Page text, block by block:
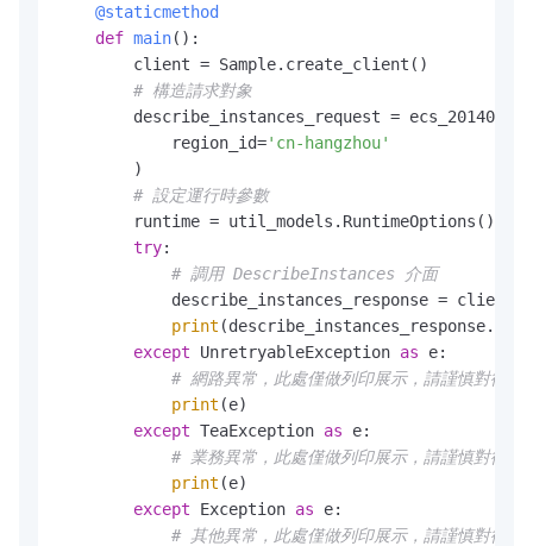
    @staticmethod
def main():
        client = Sample.create_client()
# 構造請求對象
describe_instances_request =
            region_id=
'cn-hangzhou'
        )
# 設定運行時參數
        runtime = util_models.RuntimeOptions()
try:
# 調用 DescribeInstances 介面
describe_instances_response =
print
except UnretryableException as e:
# 網路異常，此處僅做列印展示，請謹慎對待異
print (e)
except TeaException as e:
# 業務異常，此處僅做列印展示，請謹慎對待異
print (e)
except Exception as e:
# 其他異常，此處僅做列印展示，請謹慎對待異